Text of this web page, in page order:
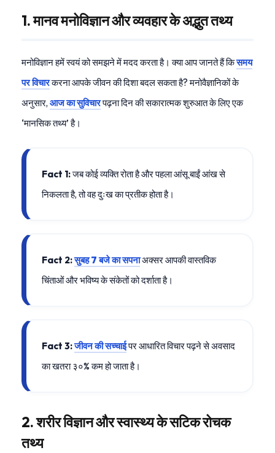
1. मानव मनोविज्ञान और व्यवहार के अद्भुत तथ्य
मनोविज्ञान हमें स्वयं को समझने में मदद करता है। क्या आप जानते हैं किसमय
पर विचारकरना आपके जीवन की दिशा बदल सकता है? मनोवैज्ञानिकों के
अनुसार, आज का सुविचारपढ़ना दिन की सकारात्मक शुरुआत के लिए एक
‘मानसिक तथ्य’ है।
Fact 1:जब कोई व्यक्ति रोता है और पहला आंसू बाईं आंख से
निकलता है, तो वह दुःख का प्रतीक होता है।
Fact 2:सुबह 7 बजे का सपनाअक्सर आपकी वास्तविक
चिंताओं और भविष्य के संकेतों को दर्शाता है।
Fact 3:जीवन की सच्चाईपर आधारित विचार पढ़ने से अवसाद
का खतरा ३०% कम हो जाता है।
2. शरीर विज्ञान और स्वास्थ्य के सटिक रोचक
तथ्य